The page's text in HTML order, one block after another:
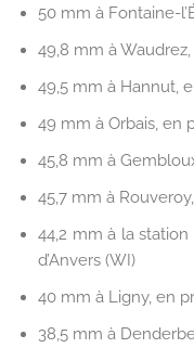
50 mm à Fontaine-
49,8 mm à
49,5 mm à Hannut,
49 mm à Orbais, en
45,8 mm à
45,7 mm à
44,2 mm à la
d’Anvers (WI)
40 mm à Ligny, en
38,5 mm à